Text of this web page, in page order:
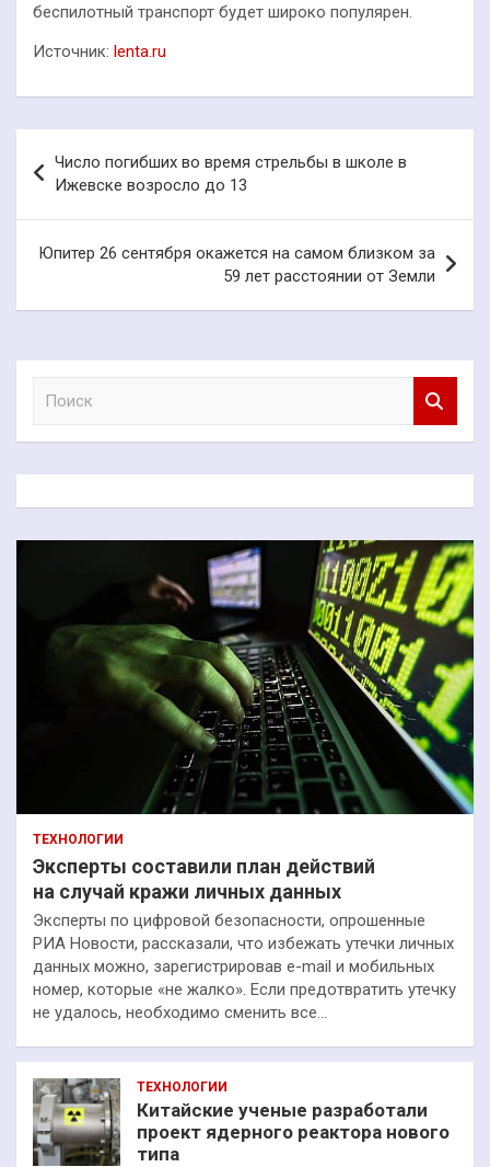
беспилотный транспорт будет широко популярен.
Источник: lenta.ru
по
записям
Число погибших во время стрельбы в школе в
Ижевске возросло до 13
Юпитер 26 сентября окажется на самом близком за
59 лет расстоянии от Земли
к
ТЕХНОЛОГИИ
Эксперты составили план действий
на случай кражи личных данных
Эксперты по цифровой безопасности, опрошенные
РИА Новости, рассказали, что избежать утечки личных
данных можно, зарегистрировав e-mail и мобильных
номер, которые «не жалко». Если предотвратить утечку
не удалось, необходимо сменить все…
ТЕХНОЛОГИИ
Китайские ученые разработали
проект ядерного реактора нового
типа